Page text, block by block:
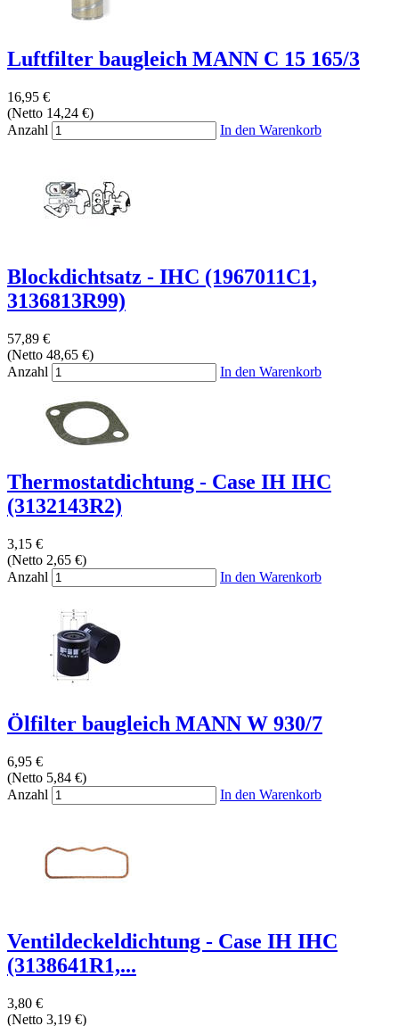
Luftfilter baugleich MANN C 15 165/3
16,95 €
(Netto 14,24 €)
Anzahl
In den Warenkorb
Blockdichtsatz - IHC (1967011C1,
3136813R99)
57,89 €
(Netto 48,65 €)
Anzahl
In den Warenkorb
Thermostatdichtung - Case IH IHC
(3132143R2)
3,15 €
(Netto 2,65 €)
Anzahl
In den Warenkorb
Ölfilter baugleich MANN W 930/7
6,95 €
(Netto 5,84 €)
Anzahl
In den Warenkorb
Ventildeckeldichtung - Case IH IHC
(3138641R1,...
3,80 €
(Netto 3,19 €)